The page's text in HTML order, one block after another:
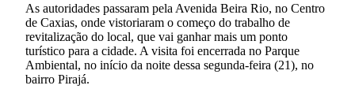
As autoridades passaram pela Avenida Beira Rio, no Centro
de Caxias, onde vistoriaram o começo do trabalho de
revitalização do local, que vai ganhar mais um ponto
turístico para a cidade. A visita foi encerrada no Parque
Ambiental, no início da noite dessa segunda-feira (21), no
bairro Pirajá.